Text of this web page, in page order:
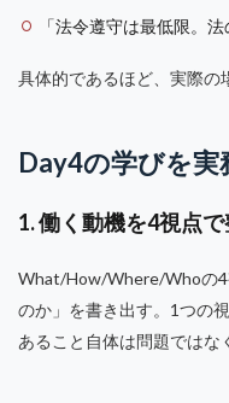
「法令遵守は最低限。
具体的であるほど、実際の
Day4の学びを
1. 働く動機を4視点
What/How/Where/Whoの4
のか」を書き出す。1つの
あること自体は問題ではな